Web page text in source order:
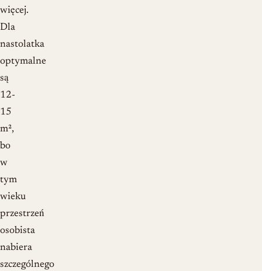
więcej.
Dla
nastolatka
optymalne
są
12-
15
m²,
bo
w
tym
wieku
przestrzeń
osobista
nabiera
szczególnego